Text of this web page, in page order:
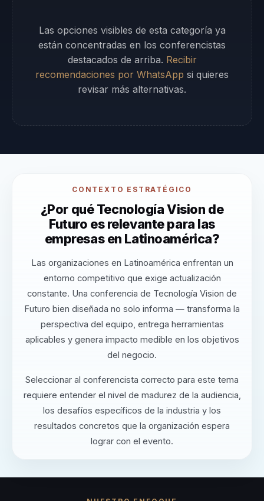
Las opciones visibles de esta categoría ya
están concentradas en los conferencistas
destacados de arriba. Recibir
recomendaciones por WhatsApp si quieres
revisar más alternativas.
CONTEXTO ESTRATÉGICO
¿Por qué Tecnología Vision de
Futuro es relevante para las
empresas en Latinoamérica?
Las organizaciones en Latinoamérica enfrentan un
entorno competitivo que exige actualización
constante. Una conferencia de Tecnología Vision de
Futuro bien diseñada no solo informa — transforma la
perspectiva del equipo, entrega herramientas
aplicables y genera impacto medible en los objetivos
del negocio.
Seleccionar al conferencista correcto para este tema
requiere entender el nivel de madurez de la audiencia,
los desafíos específicos de la industria y los
resultados concretos que la organización espera
lograr con el evento.